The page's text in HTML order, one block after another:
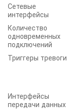
Сетевые
интерфейсы
Количество
одновременных
подключений
Триггеры тревоги
Интерфейсы
передачи данных